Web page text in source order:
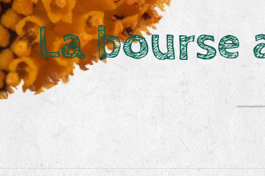
La bourse